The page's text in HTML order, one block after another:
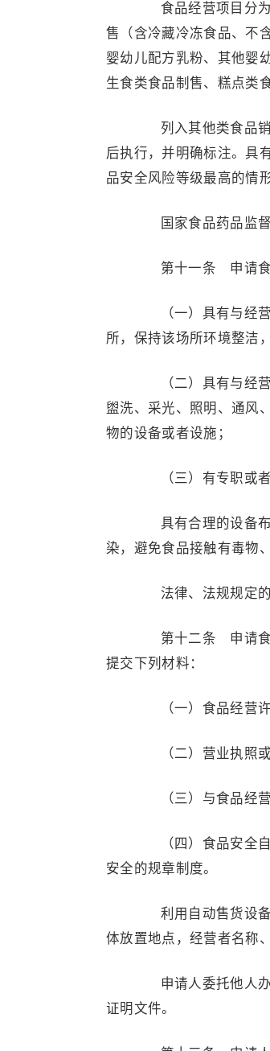
食品经营项目分为
售（含冷藏冷冻食品、不
婴幼儿配方乳粉、其他婴
生食类食品制售、糕点类
列入其他类食品销
后执行，并明确标注。具
品安全风险等级最高的情
国家食品药品监督
第十一条 申请食品
（一）具有与经营
所，保持该场所环境整洁
（二）具有与经营
盥洗、采光、照明、通风
物的设备或者设施；
（三）有专职或者
具有合理的设备布
染，避免食品接触有毒物
法律、法规规定的
第十二条 申请食品
提交下列材料：
（一）食品经营许
（二）营业执照或
（三）与食品经营
（四）食品安全自
安全的规章制度。
利用自动售货设备
体放置地点，经营者名称
申请人委托他人办
证明文件。